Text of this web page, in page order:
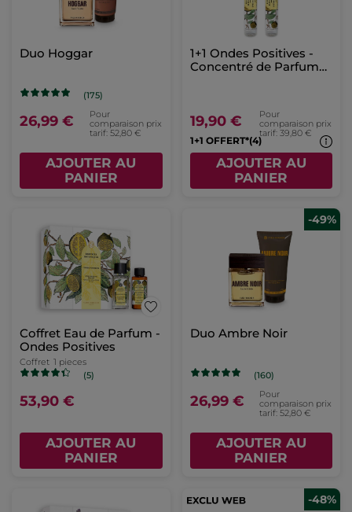
Duo Hoggar
(175)
26,99 €
Pour
comparaison prix
tarif: 52,80 €
AJOUTER AU
PANIER
1+1 Ondes Positives -
Concentré de Parfum
19,90 €
Pour
comparaison prix
tarif: 39,80 €
1+1 OFFERT*(4)
AJOUTER AU
PANIER
Coffret Eau de Parfum -
Ondes Positives
Coffret 1 pieces
(5)
53,90 €
AJOUTER AU
PANIER
-49%
Duo Ambre Noir
(160)
26,99 €
Pour
comparaison prix
tarif: 52,80 €
AJOUTER AU
PANIER
-48%